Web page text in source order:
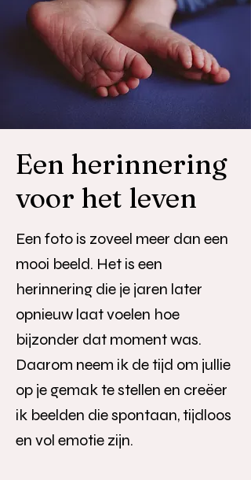
Een herinnering
voor het leven
Een foto is zoveel meer dan een
mooi beeld. Het is een
herinnering die je jaren later
opnieuw laat voelen hoe
bijzonder dat moment was.
Daarom neem ik de tijd om jullie
op je gemak te stellen en creëer
ik beelden die spontaan, tijdloos
en vol emotie zijn.